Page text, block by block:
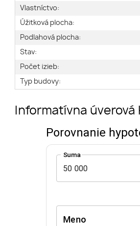
Vlastníctvo:
Úžitková plocha:
Podlahová plocha:
Stav:
Počet izieb:
Typ budovy:
Informatívna úverová